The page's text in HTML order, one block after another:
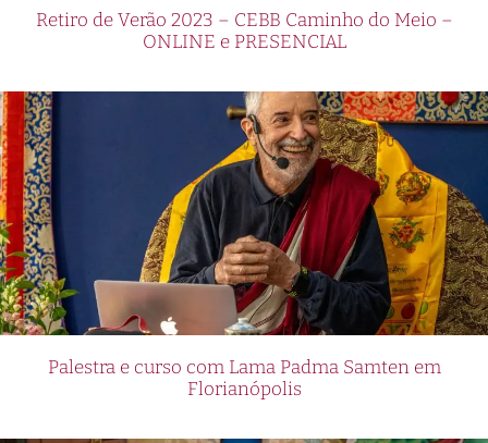
Retiro de Verão 2023 – CEBB Caminho do Meio –
ONLINE e PRESENCIAL
Palestra e curso com Lama Padma Samten em
Florianópolis